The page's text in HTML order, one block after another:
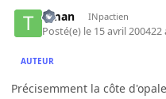
timan INpactien
Posté(e) le 15 avril 200422
AUTEUR
Précisemment la côte